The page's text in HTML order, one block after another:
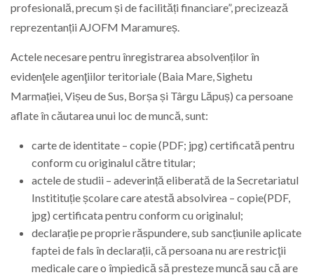
profesională, precum și de facilități financiare”, precizează
reprezentanții AJOFM Maramureș.
Actele necesare pentru înregistrarea absolvenților în
evidenţele agenţiilor teritoriale (Baia Mare, Sighetu
Marmației, Vișeu de Sus, Borșa și Târgu Lăpuș) ca persoane
aflate în căutarea unui loc de muncă, sunt:
carte de identitate – copie (PDF; jpg) certificată pentru
conform cu originalul către titular;
actele de studii – adeverință eliberată de la Secretariatul
Institituție școlare care atestă absolvirea – copie(PDF,
jpg) certificata pentru conform cu originalul;
declarație pe proprie răspundere, sub sancțiunile aplicate
faptei de fals în declarații, că persoana nu are restricţii
medicale care o împiedică să presteze muncă sau că are